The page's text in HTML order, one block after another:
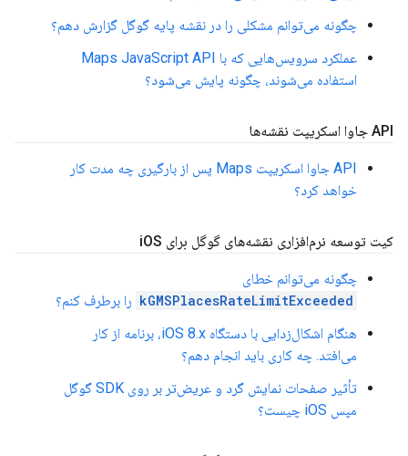
چگونه می‌توانم مشکلی را در نقشه پایه گوگل گزارش دهم؟
عملکرد سرویس‌هایی که با Maps JavaScript API
استفاده می‌شوند، چگونه پایش می‌شود؟
API جاوا اسکریپت نقشه‌ها
API جاوا اسکریپت Maps پس از بارگیری چه مدت کار
خواهد کرد؟
کیت توسعه نرم‌افزاری نقشه‌های گوگل برای i OS
چگونه می‌توانم خطای
kGMSPlacesRateLimitExceeded را برطرف کنم؟
هنگام اشکال‌زدایی با دستگاه iOS 8.x، برنامه از کار
می‌افتد. چه کاری باید انجام دهم؟
تأثیر صفحات نمایش گرد و عریض‌تر بر روی SDK گوگل
مپس iOS چیست؟